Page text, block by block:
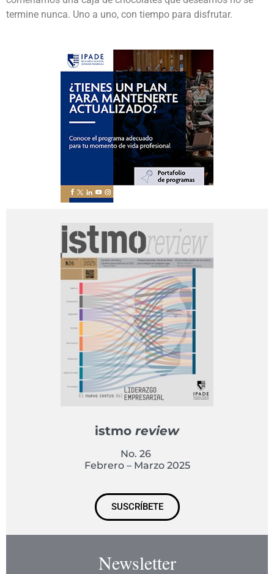
termine nunca. Uno a uno, con tiempo para disfrutar.
istmo review
No. 26
Febrero – Marzo 2025
SUSCRÍBETE
Newsletter